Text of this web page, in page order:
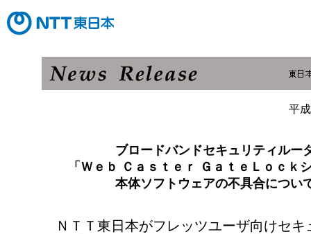
平
ブロードバンドセキュリティルー
「Ｗｅｂ Ｃａｓｔｅｒ ＧａｔｅＬｏｃｋ
本体ソフトウェアの不具合につい
ＮＴＴ東日本がフレッツユーザ向けセキ